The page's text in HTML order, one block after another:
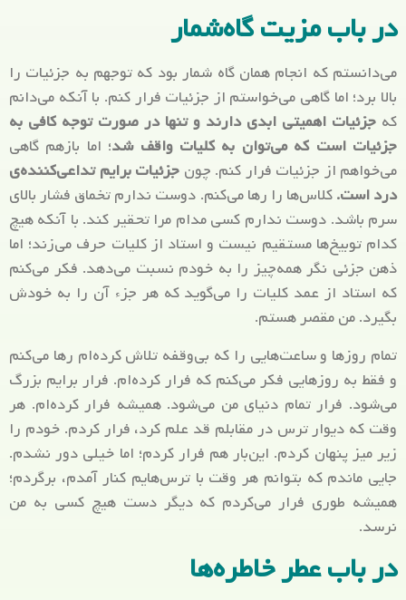
در باب مزیت گاه‌شمار
می‌دانستم که انجام همان گاه شمار بود که توجهم به جزئیات را
بالا برد؛ اما گاهی می‌خواستم از جزئیات فرار کنم. با آنکه می‌دانم
که جزئیات اهمیتی ابدی دارند و تنها در صورت توجه کافی به
جزئیات است که می‌توان به کلیات واقف شد؛ اما بازهم گاهی
می‌خواهم از جزئیات فرار کنم. چون جزئیات برایم تداعی‌کننده‌ی
درد است.کلاس‌ها را رها می‌کنم. دوست ندارم تخماق فشار بالای
سرم باشد. دوست ندارم کسی مدام مرا تحقیر کند. با آنکه هیچ
کدام توبیخ‌ها مستقیم نیست و استاد از کلیات حرف می‌زند؛ اما
ذهن جزئی نگر همه‌چیز را به خودم نسبت می‌دهد. فکر می‌کنم
که استاد از عمد کلیات را می‌گوید که هر جزء آن را به خودش
بگیرد. من مقصر هستم.
تمام روزها و ساعت‌هایی را که بی‌وقفه تلاش کرده‌ام رها می‌کنم
و فقط به روزهایی فکر می‌کنم که فرار کرده‌ام. فرار برایم بزرگ
می‌شود. فرار تمام دنیای من می‌شود. همیشه فرار کرده‌ام. هر
وقت که دیوار ترس در مقابلم قد علم کرد، فرار کردم. خودم را
زیر میز پنهان کردم. این‌بار هم فرار کردم؛ اما خیلی دور نشدم.
جایی ماندم که بتوانم هر وقت با ترس‌هایم کنار آمدم، برگردم؛
همیشه طوری فرار می‌کردم که دیگر دست هیچ کسی به من
نرسد.
در باب عطر خاطره‌ها